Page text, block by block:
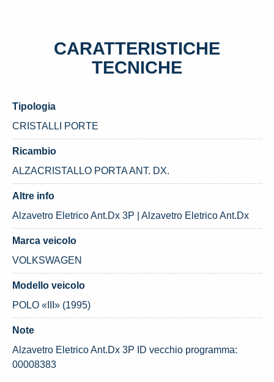
CARATTERISTICHE
TECNICHE
Tipologia
CRISTALLI PORTE
Ricambio
ALZACRISTALLO PORTA ANT. DX.
Altre info
Alzavetro Eletrico Ant.Dx 3P | Alzavetro Eletrico Ant.Dx
Marca veicolo
VOLKSWAGEN
Modello veicolo
POLO «III» (1995)
Note
Alzavetro Eletrico Ant.Dx 3P ID vecchio programma:
00008383